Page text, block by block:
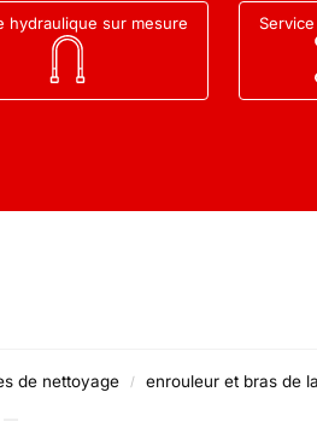
hydraulique sur mesure
de nettoyage / enrouleur et bras de